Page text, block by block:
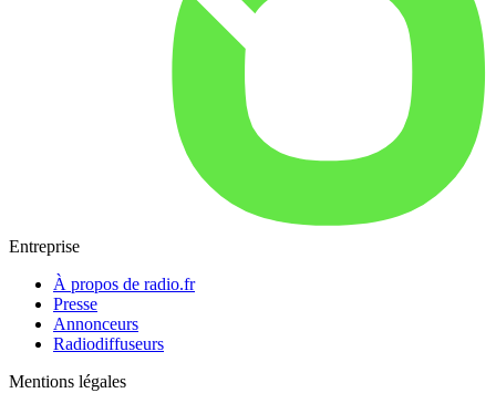
Entreprise
À propos de radio.fr
Presse
Annonceurs
Radiodiffuseurs
Mentions légales